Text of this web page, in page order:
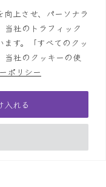
上させ、パーソナラ
当社のトラフィック
す。「すべてのクッ
当社のクッキーの使
ポリシー
入れる